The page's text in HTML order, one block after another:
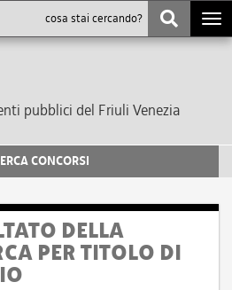
pubblici del Friuli Venezia
CONCORSI
DELLA
PER TITOLO DI